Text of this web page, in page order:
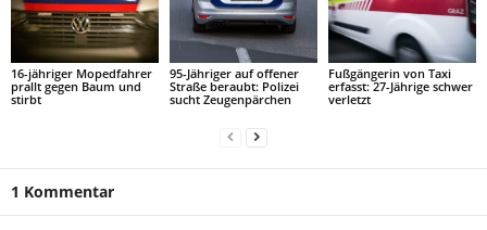
16-jähriger Mopedfahrer
prallt gegen Baum und
stirbt
95-Jähriger auf offener
Straße beraubt: Polizei
sucht Zeugenpärchen
Fußgängerin von Taxi
erfasst: 27-Jährige schwer
verletzt
1 Kommentar